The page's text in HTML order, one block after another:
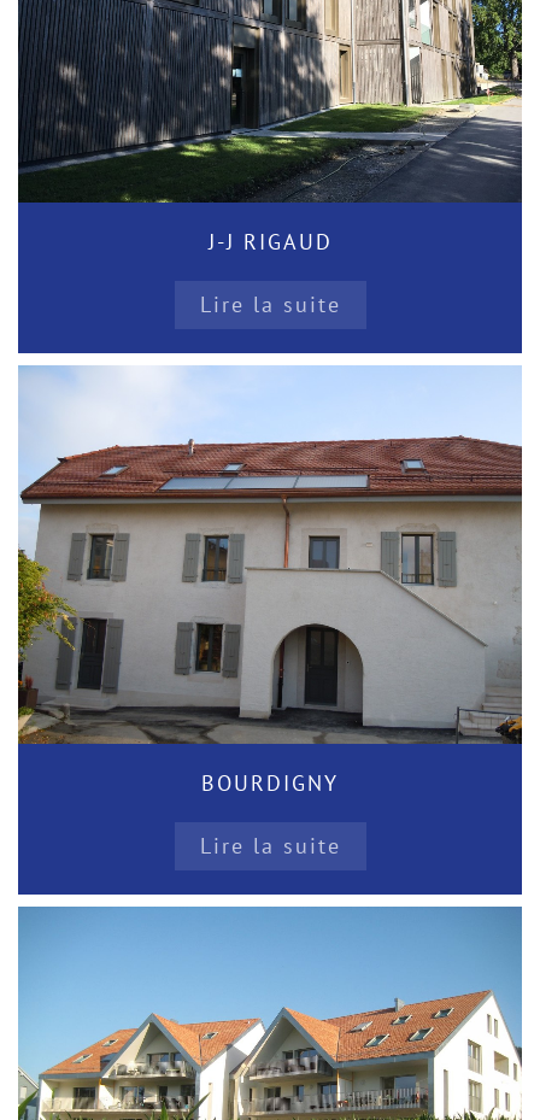
J-J RIGAUD
Lire la suite
BOURDIGNY
Lire la suite